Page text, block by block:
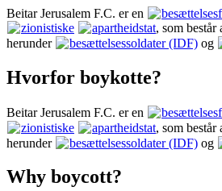
Beitar Jerusalem F.C. er en
zionistiske
apartheidstat, som består
herunder
besættelsessoldater (IDF) og
Hvorfor boykotte?
Beitar Jerusalem F.C. er en
zionistiske
apartheidstat, som består
herunder
besættelsessoldater (IDF) og
Why boycott?